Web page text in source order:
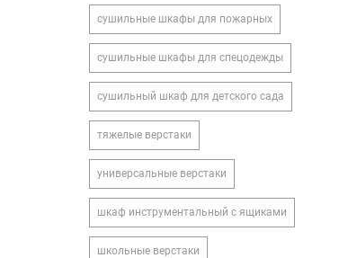
сушильные шкафы для пожарных
сушильные шкафы для спецодежды
сушильный шкаф для детского сада
тяжелые верстаки
универсальные верстаки
шкаф инструментальный с ящиками
школьные верстаки